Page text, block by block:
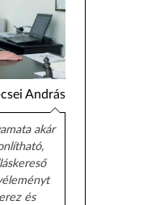
András
akár
és